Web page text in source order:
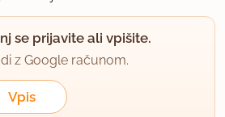
se prijavite ali vpišite.
z Google računom.
Vpis